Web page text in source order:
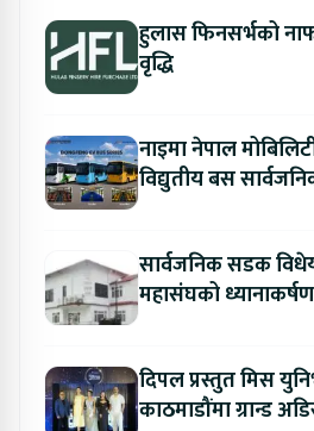
हुलास फिनसर्भको
वृद्धि
नाइमा नेपाल
विद्युतीय बस
सार्वजनिक सडक
महासंघको
दिपल प्रस्तुत मिस
काठमाडौंमा ग्रान्ड